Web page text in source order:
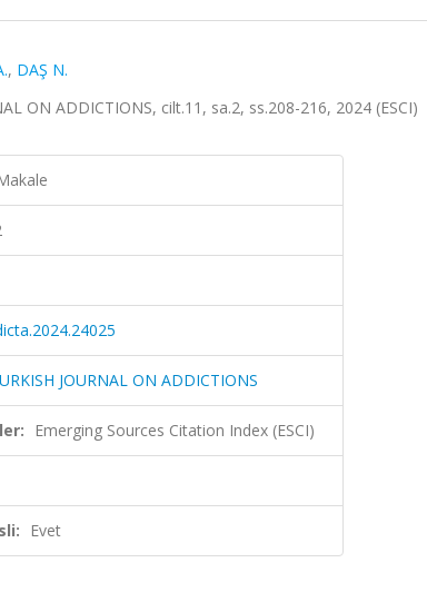
, DAŞ N.
ON ADDICTIONS, cilt.11, sa.2, ss.208-216, 2024 (ESCI)
JOURNAL ON ADDICTIONS
Emerging Sources Citation Index (ESCI)
Evet